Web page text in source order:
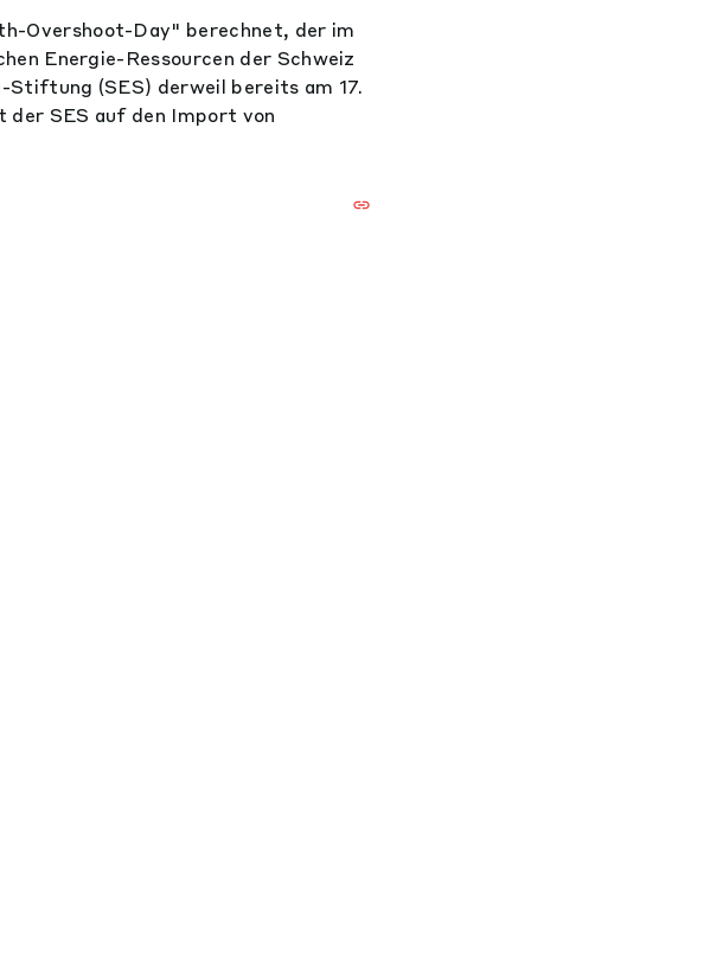
Overshoot-Day" berechnet, der im
Energie-Ressourcen der Schweiz
Stiftung (SES) derweil bereits am 17.
SES auf den Import von